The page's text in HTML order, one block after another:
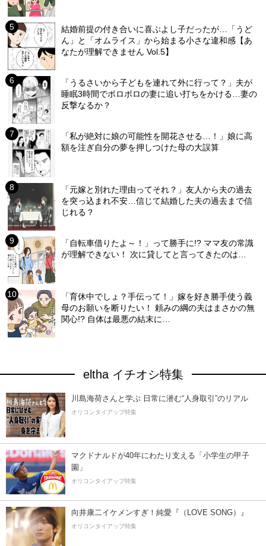
結婚前提の付き合いに喜ぶよし子だったが…「うど
ん」と「オムライス」から始まる小さな違和感【あ
なたが理解できません Vol.5】
「うるさいから子どもを連れて外に行って？」夫が
睡眠3時間でボロボロの妻に追い打ちをかける…妻の
反撃なるか？
「私が絶対に娘の可能性を開花させる…！」娘に高
額を注ぎ自分の夢を押しつけた母の大誤算
「元嫁と別れた理由ってそれ？」友人から夫の過去
を突っ込まれ不安…信じて結婚した夫の過去まで信
じれる？
「自転車借りたよ～！」って勝手に!? ママ友の常識
が理解できない！ 次に貸してと言ってきたのは…
「育休中でしょ？手伝って！」嫁を好き勝手使う義
母のお願いを断りたい！ 頼みの綱の夫はまさかの無
関心!? 自体は最悪の結末に…
eltha イチオシ特集
川島海荷さんと学ぶ 日常に潜む“人身取引”のリアル
オリコンタイアップ特集
マクドナルドが40年にわたり支える「小学生の甲子
園」
オリコンタイアップ特集
向井康二イケメンすぎ！純愛『（LOVE SONG）』
オリコンタイアップ特集